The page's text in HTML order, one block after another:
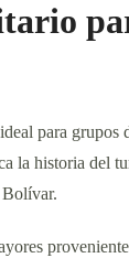
para
la historia del
Bolívar.